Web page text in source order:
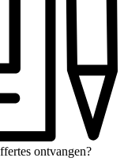
ontvangen?